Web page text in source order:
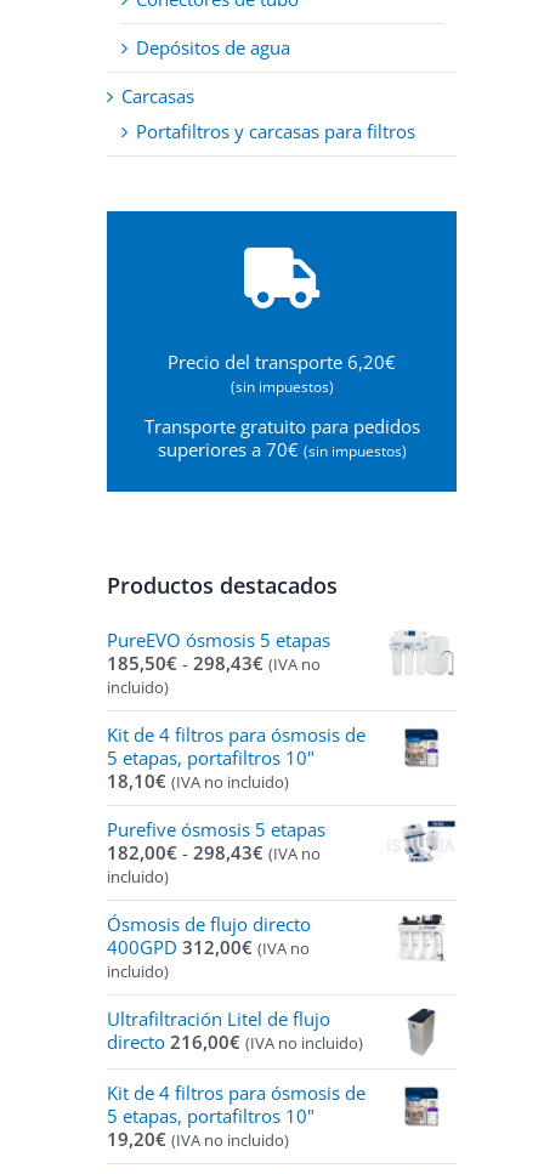
Depósitos de agua
Carcasas
Portafiltros y carcasas para filtros
Precio del transporte 6,20€
(sin impuestos)
Transporte gratuito para pedidos
superiores a 70€ (sin impuestos)
Productos destacados
PureEVO ósmosis 5 etapas
185,50€ - 298,43€Rango
precios:
desde
185,50€
hasta
298,43€
(IVA no
incluido)
Kit de 4 filtros para ósmosis de
5 etapas, portafiltros 10"
18,10€ (IVA no incluido)
Purefive ósmosis 5 etapas
182,00€ - 298,43€Rango
precios:
desde
182,00€
298,43€
(IVA no
incluido)
Ósmosis de flujo directo
400GPD 312,00€ (IVA no
incluido)
Ultrafiltración Litel de flujo
directo 216,00€ (IVA no incluido)
Kit de 4 filtros para ósmosis de
5 etapas, portafiltros 10"
19,20€ (IVA no incluido)